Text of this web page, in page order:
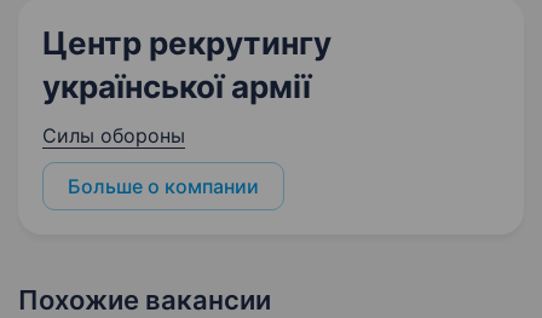
Центр рекрутингу
української армії
Силы обороны
Больше о компании
Похожие вакансии